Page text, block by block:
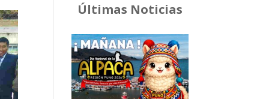
Últimas Noticias